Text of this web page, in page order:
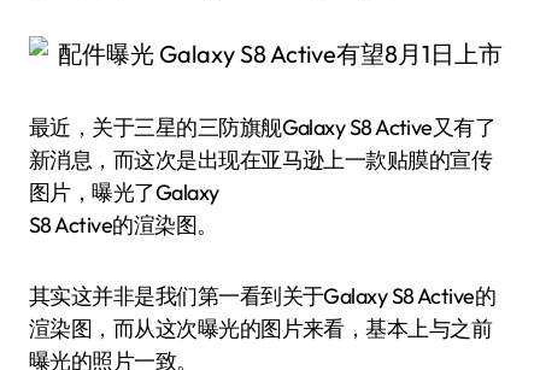
最近，关于三星的三防旗舰Galaxy S8 Active又有了
新消息，而这次是出现在亚马逊上一款贴膜的宣传
图片，曝光了Galaxy
S8 Active的渲染图。
其实这并非是我们第一看到关于Galaxy S8 Active的
渲染图，而从这次曝光的图片来看，基本上与之前
曝光的照片一致。